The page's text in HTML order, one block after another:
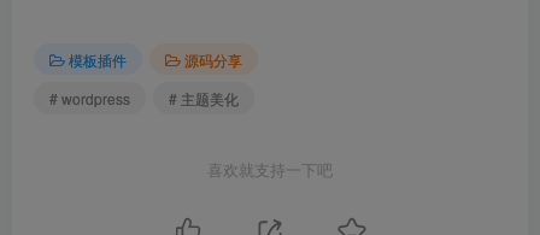
模板插件
源码分享
# wordpress
# 主题美化
喜欢就支持一下吧